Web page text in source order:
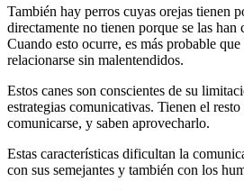
También hay perros cuyas orejas tienen
directamente no tienen porque se las han
Cuando esto ocurre, es más probable
relacionarse sin malentendidos.
Estos canes son conscientes de su
estrategias comunicativas. Tienen el
comunicarse, y saben aprovecharlo.
Estas características dificultan la
con sus semejantes y también con los